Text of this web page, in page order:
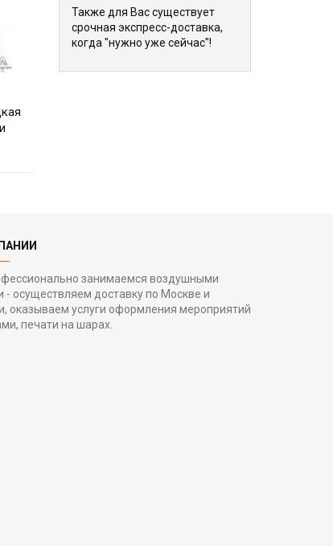
Также для Вас существует
срочная экспресс-доставка,
когда "нужно уже сейчас"!
занимаемся воздушными
- осуществляем доставку по Москве и
оказываем услуги оформления мероприятий
печати на шарах.